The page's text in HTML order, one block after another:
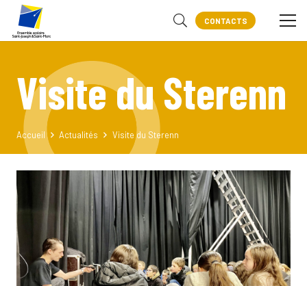
CONTACTS
Visite du Sterenn
Accueil Actualités Visite du Sterenn